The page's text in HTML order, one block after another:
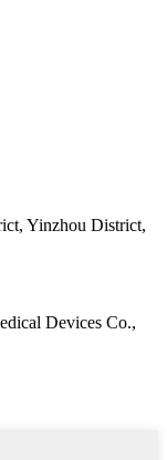
Yinzhou District,
Devices Co.,